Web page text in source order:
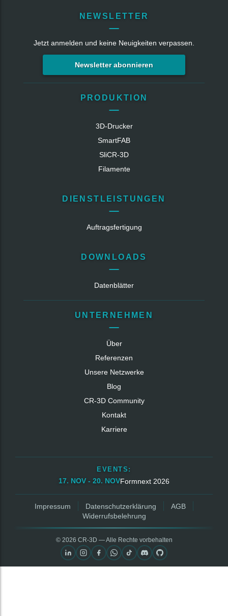
NEWSLETTER
Jetzt anmelden und keine Neuigkeiten verpassen.
Newsletter abonnieren
PRODUKTION
3D-Drucker
SmartFAB
SliCR‑3D
Filamente
DIENSTLEISTUNGEN
Auftragsfertigung
DOWNLOADS
Datenblätter
UNTERNEHMEN
Über
Referenzen
Unsere Netzwerke
Blog
CR‑3D Community
Kontakt
Karriere
EVENTS:
17. NOV - 20. NOVFormnext 2026
Impressum Datenschutzerklärung
AGB
Widerrufsbelehrung
© 2026 CR‑3D — Alle Rechte vorbehalten